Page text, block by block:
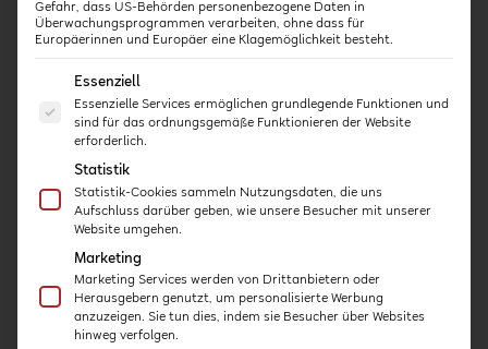
Anja Cantzler
DIPLOM-SOZIALPÄDAGOGION
Sozialpädagogion, Coach
(DGfC), Supervisorin
Weiterbildung von
Erzieher:innen sowie
Gefahr, dass US-Behörden personenbezogene Daten in
Überwachungsprogrammen verarbeiten, ohne dass für
Europäerinnen und Europäer eine Klagemöglichkeit besteht.
Es folgt eine Liste der Service-Gruppen, für die eine
Essenziell
Essenzielle Services ermöglichen grundlegende Funktionen und
sind für das ordnungsgemäße Funktionieren der Website
erforderlich.
Statistik
Statistik-Cookies sammeln Nutzungsdaten, die uns
Aufschluss darüber geben, wie unsere Besucher mit unserer
Website umgehen.
Marketing
Marketing Services werden von Drittanbietern oder
Herausgebern genutzt, um personalisierte Werbung
anzuzeigen. Sie tun dies, indem sie Besucher über Websites
hinweg verfolgen.